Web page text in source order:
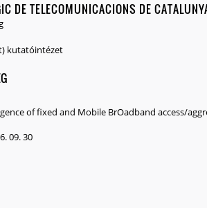
DE TELECOMUNICACIONS DE
kutatóintézet
of fixed and Mobile BrOadband access/
09. 30